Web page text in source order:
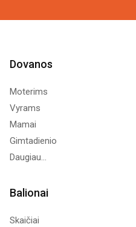
Dovanos
Moterims
Vyrams
Mamai
Gimtadienio
Daugiau...
Balionai
Skaičiai